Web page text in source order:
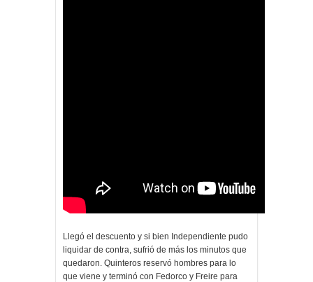
Llegó el descuento y si bien Independiente pudo
liquidar de contra, sufrió de más los minutos que
quedaron. Quinteros reservó hombres para lo
que viene y terminó con Fedorco y Freire para